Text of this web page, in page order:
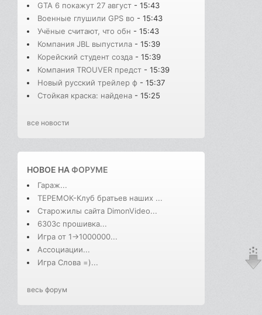
GTA 6 покажут 27 август - 15:43
Военные глушили GPS во - 15:43
Учёные считают, что обн - 15:43
Компания JBL выпустила - 15:39
Корейский студент созда - 15:39
Компания TROUVER предст - 15:39
Новый русский трейлер ф - 15:37
Стойкая краска: найдена - 15:25
все новости
НОВОЕ НАФОРУМЕ
Гараж...
ТЕРЕМОК-Клуб братьев наших ...
Старожилы сайта DimonVideo...
6303с прошивка...
Игра от 1->1000000...
Ассоциации...
Игра Слова =)...
весь форум